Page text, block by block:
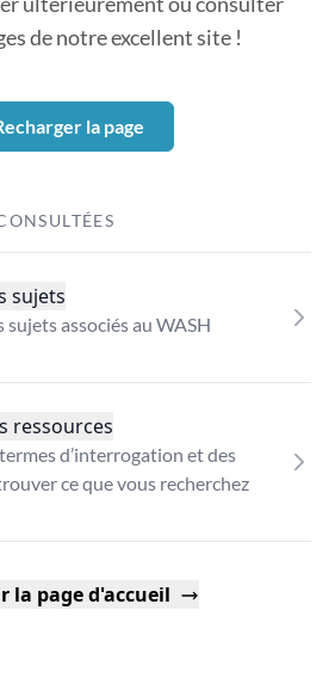
de notre excellent site !
la page
sujets
sujets associés au WASH
ressources
d’interrogation et des
ce que vous recherchez
la page d'accueil